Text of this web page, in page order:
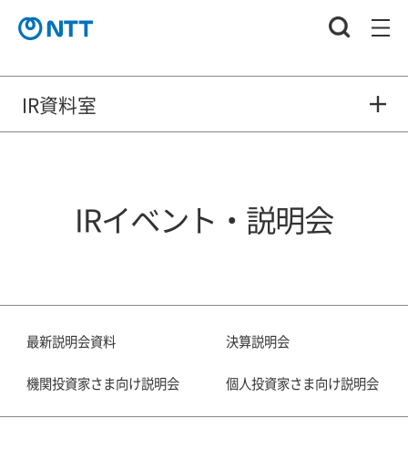
IR資料室
IRイベント・説明会
最新説明会資料 決算説明会
機関投資家さま向け説明会 個人投資家さま向け説明会